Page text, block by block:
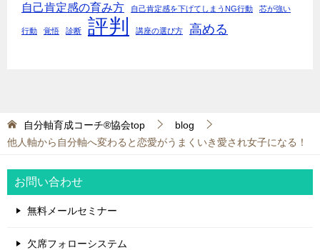
自己肯定感の育み方 自己肯定感を下げてしまうNG行動 芯が強い
行動 覚悟 診断 評判 講座の選び方 高める
自分軸育成コーチ®協会top
blog
他人軸から自分軸へ変わると恋愛がうまくいき愛され女子になる！
お問い合わせ
無料メールセミナー
欠席フォローシステム